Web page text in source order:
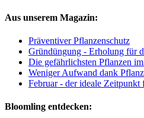
Aus unserem Magazin:
Präventiver Pflanzenschutz
Gründüngung - Erholung für
Die gefährlichsten Pflanzen
Weniger Aufwand dank
Februar - der ideale Zeitpunkt
Bloomling entdecken: